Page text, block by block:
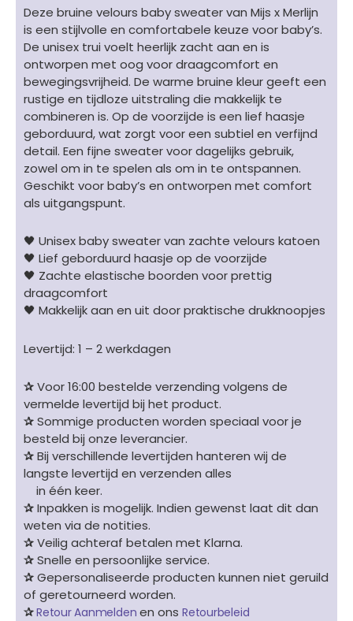
-
dierenprint
bruin
aantal
Deze bruine velours baby sweater van Mijs x Merlijn
is een stijlvolle en comfortabele keuze voor baby’s.
De unisex trui voelt heerlijk zacht aan en is
ontworpen met oog voor draagcomfort en
bewegingsvrijheid. De warme bruine kleur geeft een
rustige en tijdloze uitstraling die makkelijk te
combineren is. Op de voorzijde is een lief haasje
geborduurd, wat zorgt voor een subtiel en verfijnd
detail. Een fijne sweater voor dagelijks gebruik,
zowel om in te spelen als om in te ontspannen.
Geschikt voor baby’s en ontworpen met comfort
als uitgangspunt.
🖤 Unisex baby sweater van zachte velours katoen
🖤 Lief geborduurd haasje op de voorzijde
🖤 Zachte elastische boorden voor prettig
draagcomfort
🖤 Makkelijk aan en uit door praktische drukknoopjes
Levertijd: 1 – 2 werkdagen
✰Voor 16:00 bestelde verzending volgens de
vermelde levertijd bij het product.
✰Sommige producten worden speciaal voor je
besteld bij onze leverancier.
✰Bij verschillende levertijden hanteren wij de
langste levertijd en verzenden alles
in één keer.
✰Inpakken is mogelijk. Indien gewenst laat dit dan
weten via de notities.
✰Veilig achteraf betalen met Klarna.
✰Snelle en persoonlijke service.
✰Gepersonaliseerde producten kunnen niet geruild
of geretourneerd worden.
✰Retour Aanmelden en ons Retourbeleid